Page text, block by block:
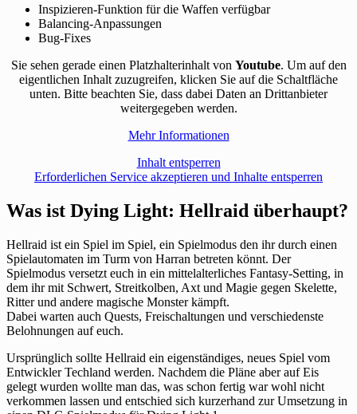
Inspizieren-Funktion für die Waffen verfügbar
Balancing-Anpassungen
Bug-Fixes
Sie sehen gerade einen Platzhalterinhalt von Youtube. Um auf den
eigentlichen Inhalt zuzugreifen, klicken Sie auf die Schaltfläche
unten. Bitte beachten Sie, dass dabei Daten an Drittanbieter
weitergegeben werden.
Mehr Informationen
Inhalt entsperren
Erforderlichen Service akzeptieren und Inhalte entsperren
Was ist Dying Light: Hellraid überhaupt?
Hellraid ist ein Spiel im Spiel, ein Spielmodus den ihr durch einen
Spielautomaten im Turm von Harran betreten könnt. Der
Spielmodus versetzt euch in ein mittelalterliches Fantasy-Setting, in
dem ihr mit Schwert, Streitkolben, Axt und Magie gegen Skelette,
Ritter und andere magische Monster kämpft.
Dabei warten auch Quests, Freischaltungen und verschiedenste
Belohnungen auf euch.
Ursprünglich sollte Hellraid ein eigenständiges, neues Spiel vom
Entwickler Techland werden. Nachdem die Pläne aber auf Eis
gelegt wurden wollte man das, was schon fertig war wohl nicht
verkommen lassen und entschied sich kurzerhand zur Umsetzung in